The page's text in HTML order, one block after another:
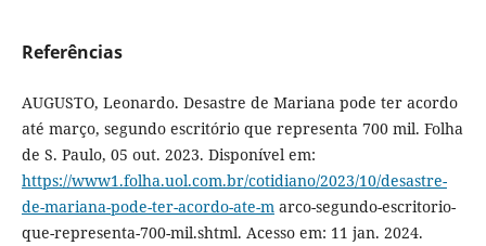
Referências
AUGUSTO, Leonardo. Desastre de Mariana pode ter acordo
até março, segundo escritório que representa 700 mil. Folha
de S. Paulo, 05 out. 2023. Disponível em:
https://www1.folha.uol.com.br/cotidiano/2023/10/desastre-
de-mariana-pode-ter-acordo-ate-m arco-segundo-escritorio-
que-representa-700-mil.shtml. Acesso em: 11 jan. 2024.